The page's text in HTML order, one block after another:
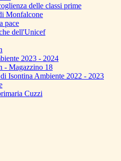
delle classi prime
Monfalcone
pace
dell'Unicef
2023 - 2024
- Magazzino 18
Isontina Ambiente 2022 - 2023
Cuzzi